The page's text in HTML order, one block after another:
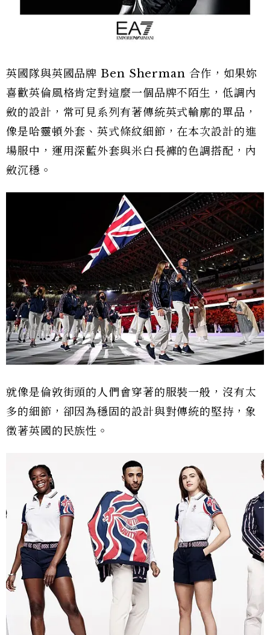
英國隊與英國品牌 Ben Sherman 合作，如果妳
喜歡英倫風格肯定對這麼一個品牌不陌生，低調內
斂的設計，常可見系列有著傳統英式輪廓的單品，
像是哈靈頓外套、英式條紋細節，在本次設計的進
場服中，運用深藍外套與米白長褲的色調搭配，內
斂沉穩。
就像是倫敦街頭的人們會穿著的服裝一般，沒有太
多的細節，卻因為穩固的設計與對傳統的堅持，象
徵著英國的民族性。